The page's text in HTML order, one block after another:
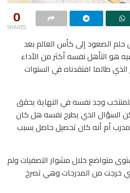
0
SHARES
الصعود إلى كأس العالم بعد
هو التأهل نفسه أكثر من الأداء
طالما افتقدناه في السنوات
وجد نفسه في النهاية يحقق
لكن السؤال الذي يطرح نفسه هل كان
أم أنه كان تحصيل حاصل بسبب
متواضع خلال مشوار التصفيات ولم
خرجت من المدرجات وهي تصرخ